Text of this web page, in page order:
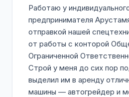
Работаю у
предпринимателя
отправкой нашей
от работы с конторой
Ограниченной
Строй у меня до сих пор
выделил им в аренду
машины — автогрейдер и